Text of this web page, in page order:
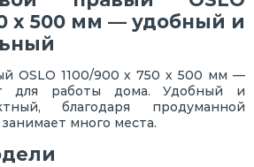
х 500 мм — удобный и
OSLO 1100/900 х 750 х 500 мм —
для работы дома. Удобный и
благодаря продуманной
много места.